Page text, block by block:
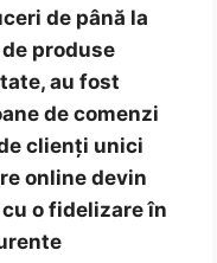
de până la
produse
au fost
de comenzi
clienți unici
online devin
o fidelizare în